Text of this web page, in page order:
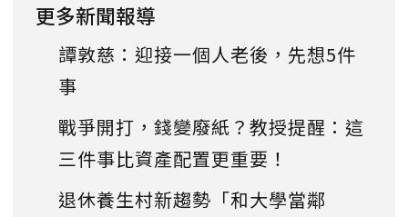
更多新聞報導
譚敦慈：迎接一個人老後，先想5件
事
戰爭開打，錢變廢紙？教授提醒：這
三件事比資產配置更重要！
退休養生村新趨勢「和大學當鄰